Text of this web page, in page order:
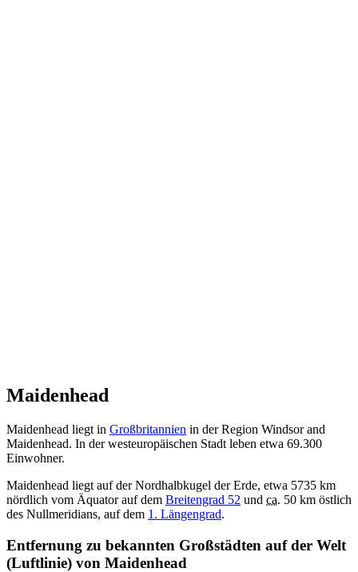
Maidenhead
Maidenhead liegt in Großbritannien in der Region Windsor and
Maidenhead. In der westeuropäischen Stadt leben etwa 69.300
Einwohner.
Maidenhead liegt auf der Nordhalbkugel der Erde, etwa 5735 km
nördlich vom Äquator auf dem Breitengrad 52 und ca. 50 km östlich
des Nullmeridians, auf dem 1. Längengrad.
Entfernung zu bekannten Großstädten auf der Welt
(Luftlinie) von Maidenhead